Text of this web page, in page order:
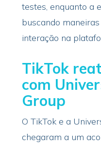
testes, enquanto a
buscando
interação na
TikTok
com
Group
O TikTok e a
chegaram a um